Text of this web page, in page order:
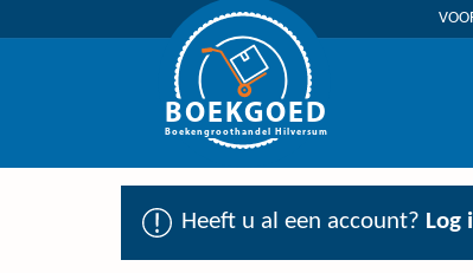
BOEKGOED
Boekengroothandel Hilversum
Heeft u al een account? Log